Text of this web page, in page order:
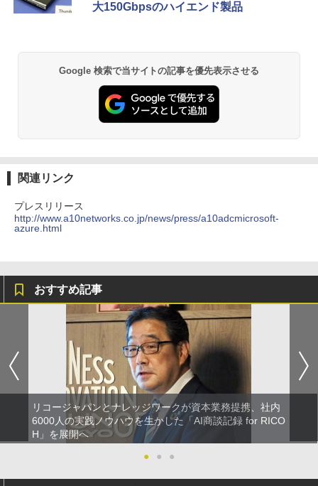
大150Gbpsのハイエンド製品
Google 検索で当サイトの記事を優先表示させる
関連リンク
プレスリリース
http://www.a10networks.co.jp/news/press/a10adcmicrosoft-
azure.html
おすすめ記事
リコージャパンとナレッジワークが資本業務提携、社内
6000人の実践ノウハウを生かした「AI商談記録 for RICO
H」を展開へ
●
● ●